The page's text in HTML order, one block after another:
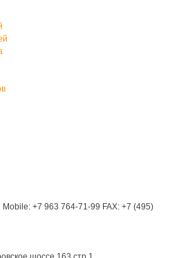
Mobile: +7 963 764-71-99 FAX: +7 (495)